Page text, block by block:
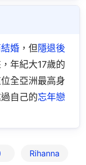
婚 ，但隱退後
年紀大17歲的
全亞洲最高身
自己的忘年戀
Rihanna